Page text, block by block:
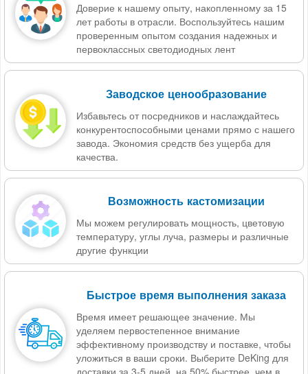
Доверие к нашему опыту, накопленному за 15
лет работы в отрасли. Воспользуйтесь нашим
проверенным опытом создания надежных и
первоклассных светодиодных лент
Заводское ценообразование
Избавьтесь от посредников и наслаждайтесь
конкурентоспособными ценами прямо с нашего
завода. Экономия средств без ущерба для
качества.
Возможность кастомизации
Мы можем регулировать мощность, цветовую
температуру, углы луча, размеры и различные
другие функции
Быстрое время выполнения заказа
Время имеет решающее значение. Мы
уделяем первостепенное внимание
эффективному производству и поставке, чтобы
уложиться в ваши сроки. Выберите DeKing для
доставки за 3-5 дней, на 50% быстрее, чем в